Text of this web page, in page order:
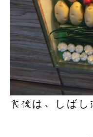
食後は、しばし